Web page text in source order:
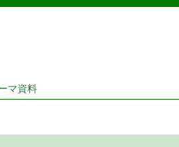
蔵書検索・予約システム
マ資料